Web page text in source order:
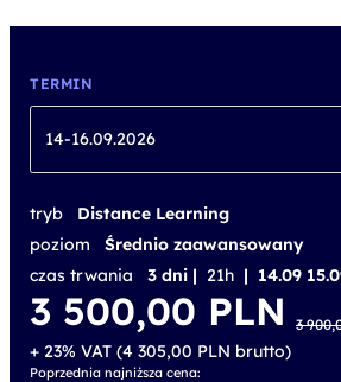
TERMIN
14-16.09.2026
tryb
Distance Learning
poziom
Średnio zaawansowany
czas trwania
3 dni | 21h | 14.09
3
Pierwotna
cena
wynosiła:
3 500,00 PLN
Aktualna
cena
wynosi:
+ 23% VAT (4 305,00 PLN brutto)
Poprzednia najniższa cena: